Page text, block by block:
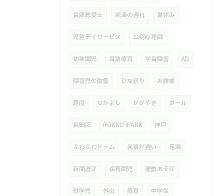
言語聴覚士 発達の遅れ 夏休み
児童デイサービス 公認心理師
幼稚園児 言語療育 学習障害 AD
障害児の散髪 ひな祭り お雛様
軽度 なかよし かがやき ボール
長田区 ROKKO iPARK 神戸
ふわふわドーム 発語が遅い 足湯
新聞遊び 保育園児 運動あそび
就学児 外出 療育 中学生